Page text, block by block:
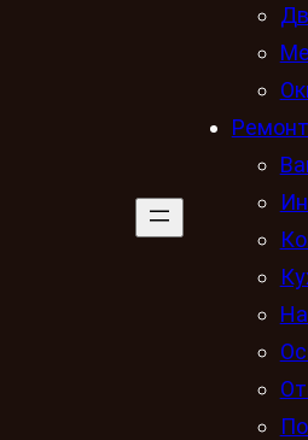
Ремонт